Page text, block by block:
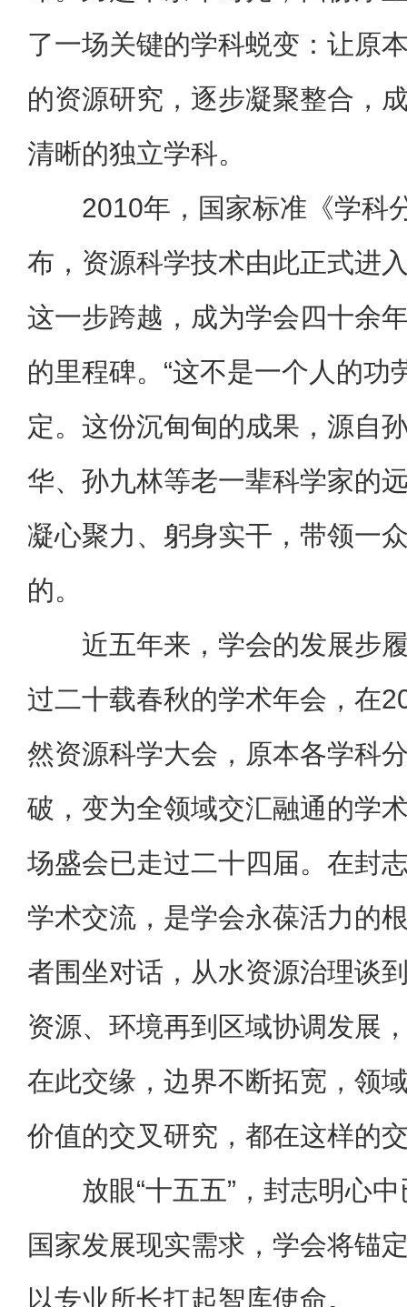
了一场关键的学科蜕变：让原
的资源研究，逐步凝聚整合，
清晰的独立学科。
2010年，国家标准《学科
布，资源科学技术由此正式进
这一步跨越，成为学会四十余
的里程碑。“这不是一个人的功
定。这份沉甸甸的成果，源自
华、孙九林等老一辈科学家的
凝心聚力、躬身实干，带领一
的。
近五年来，学会的发展步
过二十载春秋的学术年会，在
然资源科学大会，原本各学科
破，变为全领域交汇融通的学
场盛会已走过二十四届。在封
学术交流，是学会永葆活力的
者围坐对话，从水资源治理谈
资源、环境再到区域协调发展
在此交缘，边界不断拓宽，领
价值的交叉研究，都在这样的
放眼“十五五”，封志明心
国家发展现实需求，学会将锚
以专业所长扛起智库使命。